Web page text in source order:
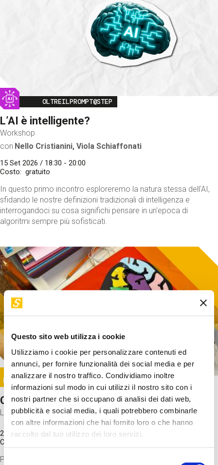
Questo sito web utilizza i cookie
Utilizziamo i cookie per personalizzare contenuti ed
annunci, per fornire funzionalità dei social media e per
analizzare il nostro traffico. Condividiamo inoltre
informazioni sul modo in cui utilizzi il nostro sito con i
nostri partner che si occupano di analisi dei dati web,
pubblicità e social media, i quali potrebbero combinarle
con altre informazioni che hai fornito loro o che hanno
raccolto dal tuo utilizzo dei loro servizi.
Selezione
Image
OLTREILPROMPT@STEP
L’AI è intelligente?
Workshop
con Nello Cristianini, Viola Schiaffonati
15 Set 2026 / 18:30 - 20:00
Costo
gratuito
In questo primo incontro esploreremo la natura stessa dell'AI,
sfidando le nostre definizioni tradizionali di intelligenza e
interrogandoci su cosa significhi pensare in un'epoca di
algoritmi sempre più sofisticati.
Image
SUNDAY@STEP
Come funziona il cervello?
Laboratorio
20 Set 2026 / 11:15 - 13:00
Costo
Proveremo a costruire un cervello in cartoncino cercando di